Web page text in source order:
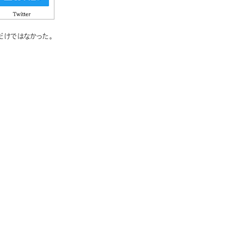
ではなかった。